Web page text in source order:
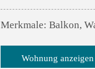
Merkmale: Balkon,
Wohnung anzeigen